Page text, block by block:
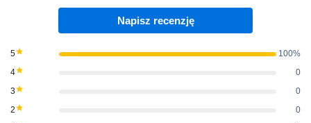
Napisz recenzję
5
100%
4
0
3
0
2
0